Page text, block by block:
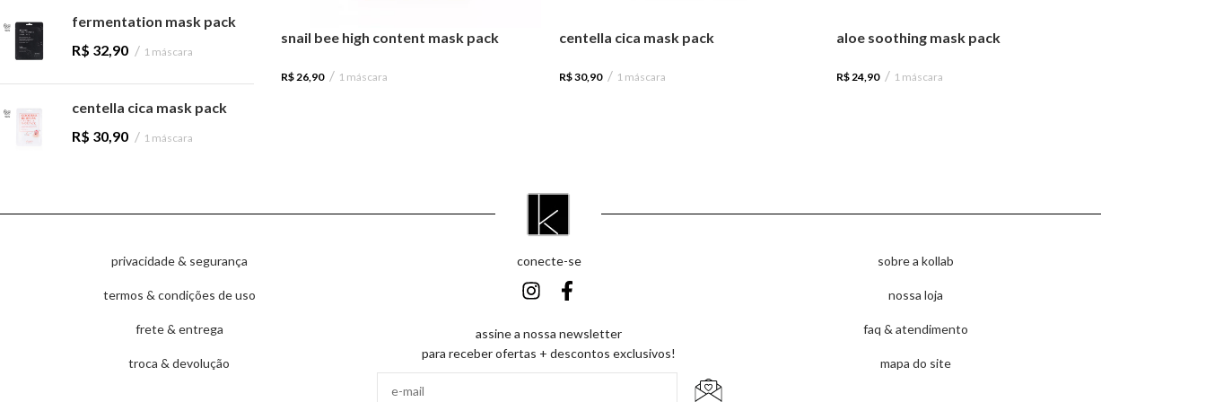
fermentation mask pack
R$ 32,90 1 máscara
centella cica mask pack
R$ 30,90 1 máscara
snail bee high content mask pack
R$26,90 1 máscara
centella cica mask pack
R$30,90 1 máscara
aloe soothing mask pack
R$24,90 1 máscara
privacidade & segurança
termos & condições de uso
frete & entrega
troca & devolução
conecte-se
assine a nossa newsletter
para receber ofertas + descontos exclusivos!
sobre a kollab
nossa loja
faq & atendimento
mapa do site